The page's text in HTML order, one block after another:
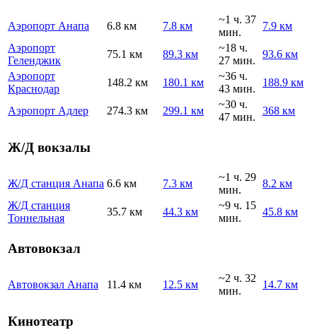
Аэропорт Анапа 6.8 км 7.8 км
~1 ч. 37
мин.
7.9 км
Аэропорт
Геленджик
75.1 км 89.3 км
~18 ч.
27 мин.
93.6 км
Аэропорт
Краснодар
148.2 км 180.1 км
~36 ч.
43 мин.
188.9 км
Аэропорт Адлер 274.3 км 299.1 км
~30 ч.
47 мин.
368 км
Ж/Д вокзалы
Ж/Д станция Анапа 6.6 км 7.3 км
~1 ч. 29
мин.
8.2 км
Ж/Д станция
Тоннельная
35.7 км 44.3 км
~9 ч. 15
мин.
45.8 км
Автовокзал
Автовокзал Анапа 11.4 км 12.5 км
~2 ч. 32
мин.
14.7 км
Кинотеатр